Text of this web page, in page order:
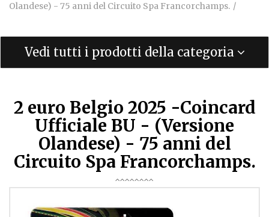
Olandese) - 75 anni del Circuito Spa Francorchamps.
Vedi tutti i prodotti della categoria
2 euro Belgio 2025 -Coincard
Ufficiale BU - (Versione
Olandese) - 75 anni del
Circuito Spa Francorchamps.